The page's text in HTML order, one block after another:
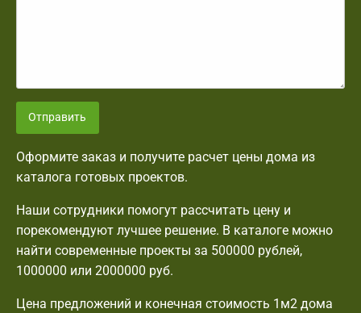
Отправить
Оформите заказ и получите расчет цены дома из
каталога готовых проектов.
Наши сотрудники помогут рассчитать цену и
порекомендуют лучшее решение. В каталоге можно
найти современные проекты за 500000 рублей,
1000000 или 2000000 руб.
Цена предложений и конечная стоимость 1м2 дома